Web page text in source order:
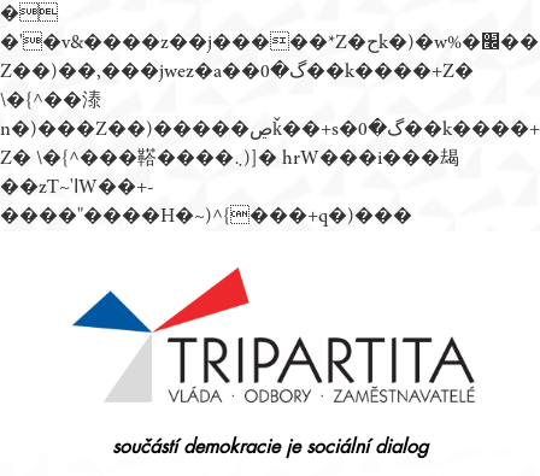
�
�'�v&����z��j�����*Z�حk�)�w%�׬��
Z��)��,���jwez�a��گ�0��k����+Z�
\�{^��溙
n�)���Z��)�����ڝǩ��+s�گ�0��k����+
Z� \�{^���鞳����܆)]� hrW���i���朅
��zƬ~'ߊW��+-
����"����H�~)^{���+q�)���
součástí demokracie je sociální dialog